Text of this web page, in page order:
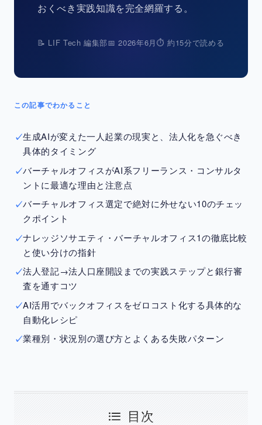
おくべき実践知識を完全網羅する。
📝 LIF Tech 編集部📅 2026年6月 ⏱ 約15分で読める
この記事でわかること
生成AIが変えた一人起業の現実と、法人化を急ぐべき
具体的タイミング
バーチャルオフィスがAI系フリーランス・コンサルタ
ントに最適な理由と注意点
バーチャルオフィス選定で絶対に外せない10のチェッ
クポイント
ナレッジソサエティ・バーチャルオフィス1の徹底比較
と使い分けの指針
法人登記→法人口座開設までの実践ステップと銀行審
査を通すコツ
AI活用でバックオフィスをゼロコスト化する具体的な
自動化レシピ
業種別・状況別の選び方とよくある失敗パターン
目次